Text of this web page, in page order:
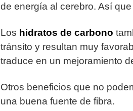
de energía al cerebro. Así
Los hidratos de carbono
tránsito y resultan muy
traduce en un mejoramiento
Otros beneficios que no
una buena fuente de fibra.